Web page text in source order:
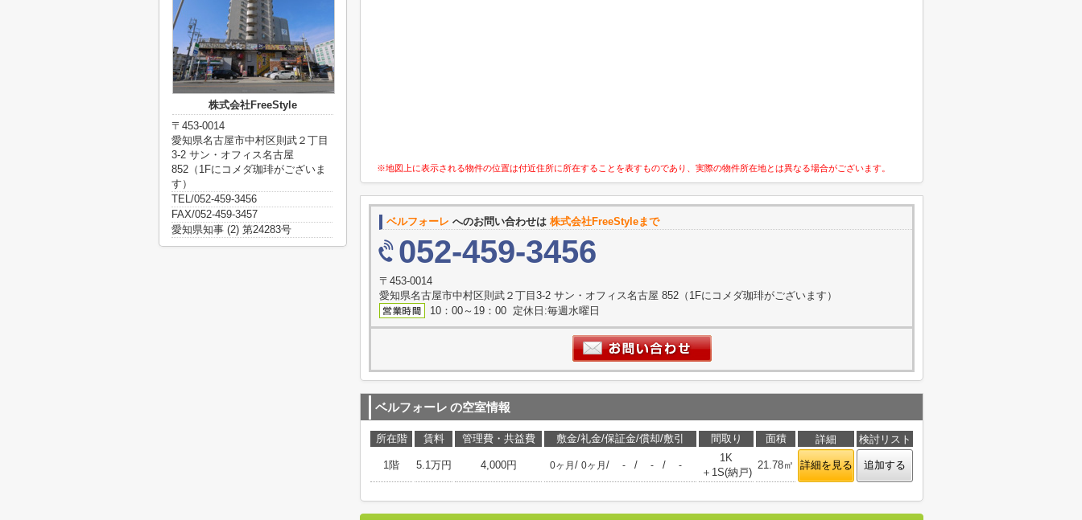
※地図上に表示される物件の位置は付近住所に所在することを表すものであり、実際の物件所在地とは異なる場合がございます。
ベルフォーレ へのお問い合わせは 株式会社FreeStyleまで
052-459-3456
〒453-0014
愛知県名古屋市中村区則武２丁目3-2 サン・オフィス名古屋 852（1Fにコメダ珈琲がございます）
10：00～19：00 定休日:毎週水曜日
ベルフォーレ の空室情報
所在階 賃料 管理費・共益費 敷金/礼金/保証金/償却/敷引 間取り 面積 詳細 検討リスト
1階 5.1万円 4,000円 0ヶ月 / 0ヶ月 / - / - / -
1K
＋1S(納戸)
21.78㎡ 詳細を見る 追加する
株式会社FreeStyle
〒453-0014
愛知県名古屋市中村区則武２丁目
3-2 サン・オフィス名古屋
852（1Fにコメダ珈琲がございま
す）
TEL/052-459-3456
FAX/052-459-3457
愛知県知事 (2) 第24283号